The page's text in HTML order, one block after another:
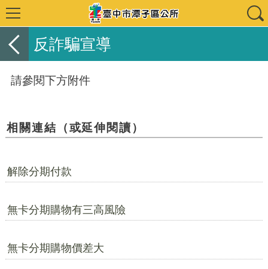
反詐騙宣導
請參閱下方附件
相關連結（或延伸閱讀）
解除分期付款
無卡分期購物有三高風險
無卡分期購物價差大